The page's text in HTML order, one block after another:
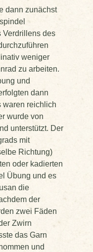
dann zunächst
Verdrillens des
weniger
zu arbeiten.
und
dann
waren reichlich
wurde von
unterstützt. Der
mit
Richtung)
oder kadierten
Übung und es
die
der
zwei Fäden
Zwirn
das Garn
und